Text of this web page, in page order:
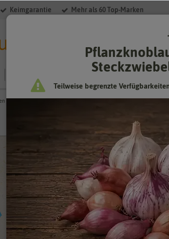
Keimgarantie Mehr als 60 Top-Marken
BIO Tomate
Hersteller:
Artikelnummer:
Öko-Kontrollstelle:
Teilweise begrenzte